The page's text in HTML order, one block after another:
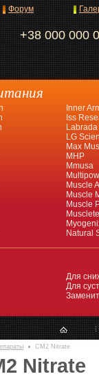
+38 000 000
Форум
Inner
Iss
Labrada
LG
Max
MHP
Mmusa
Muscle
Muscle
Muscle
Natural
Для
Для
CM2 Nitrate
Nitrate